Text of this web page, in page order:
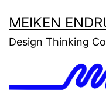
Inhalt
springen
MEIKEN
Design Thinking